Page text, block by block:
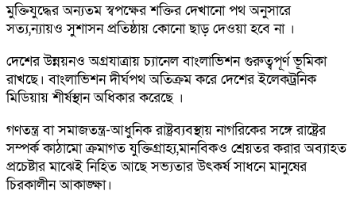
মুক্তিযুদ্ধের অন্যতম স্বপক্ষের শক্তির দেখানো পথ অনুসারে
সত্য,ন্যায়ও সুশাসন প্রতিষ্ঠায় কোনো ছাড় দেওয়া হবে না ।
দেশের উন্নয়নও অগ্রযাত্রায় চ্যানেল বাংলাভিশন গুরুত্বপূর্ণ ভূমিকা
রাখছে। বাংলাভিশন দীর্ঘপথ অতিক্রম করে দেশের ইলেকট্রনিক
মিডিয়ায় শীর্ষস্থান অধিকার করেছে ।
গণতন্ত্র বা সমাজতন্ত্র-আধুনিক রাষ্ট্রব্যবস্থায় নাগরিকের সঙ্গে রাষ্ট্রের
সম্পর্ক কাঠামো ক্রমাগত যুক্তিগ্রাহ্য,মানবিকও শ্রেয়তর করার অব্যাহত
প্রচেষ্টার মাঝেই নিহিত আছে সভ্যতার উৎকর্ষ সাধনে মানুষের
চিরকালীন আকাঙ্ক্ষা।